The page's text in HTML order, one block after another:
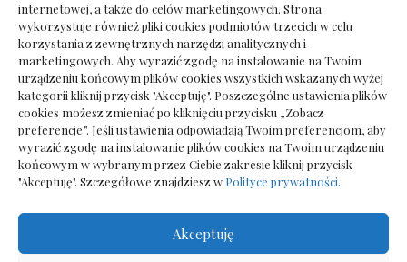
internetowej, a także do celów marketingowych. Strona
wykorzystuje również pliki cookies podmiotów trzecich w celu
korzystania z zewnętrznych narzędzi analitycznych i
marketingowych. Aby wyrazić zgodę na instalowanie na Twoim
urządzeniu końcowym plików cookies wszystkich wskazanych wyżej
kategorii kliknij przycisk "Akceptuję". Poszczególne ustawienia plików
cookies możesz zmieniać po kliknięciu przycisku „Zobacz
preferencje”. Jeśli ustawienia odpowiadają Twoim preferencjom, aby
wyrazić zgodę na instalowanie plików cookies na Twoim urządzeniu
końcowym w wybranym przez Ciebie zakresie kliknij przycisk
"Akceptuję". Szczegółowe znajdziesz w Polityce prywatności.
Akceptuję